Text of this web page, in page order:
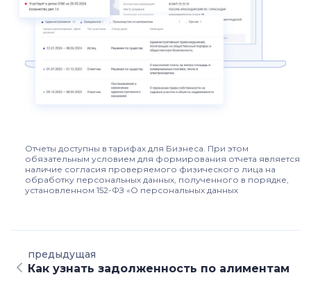
Отчеты доступны в тарифах для Бизнеса. При этом
обязательным условием для формирования отчета является
наличие согласия проверяемого физического лица на
обработку персональных данных, полученного в порядке,
установленном 152-ФЗ «О персональных данных
предыдущая
Как узнать задолженность по алиментам